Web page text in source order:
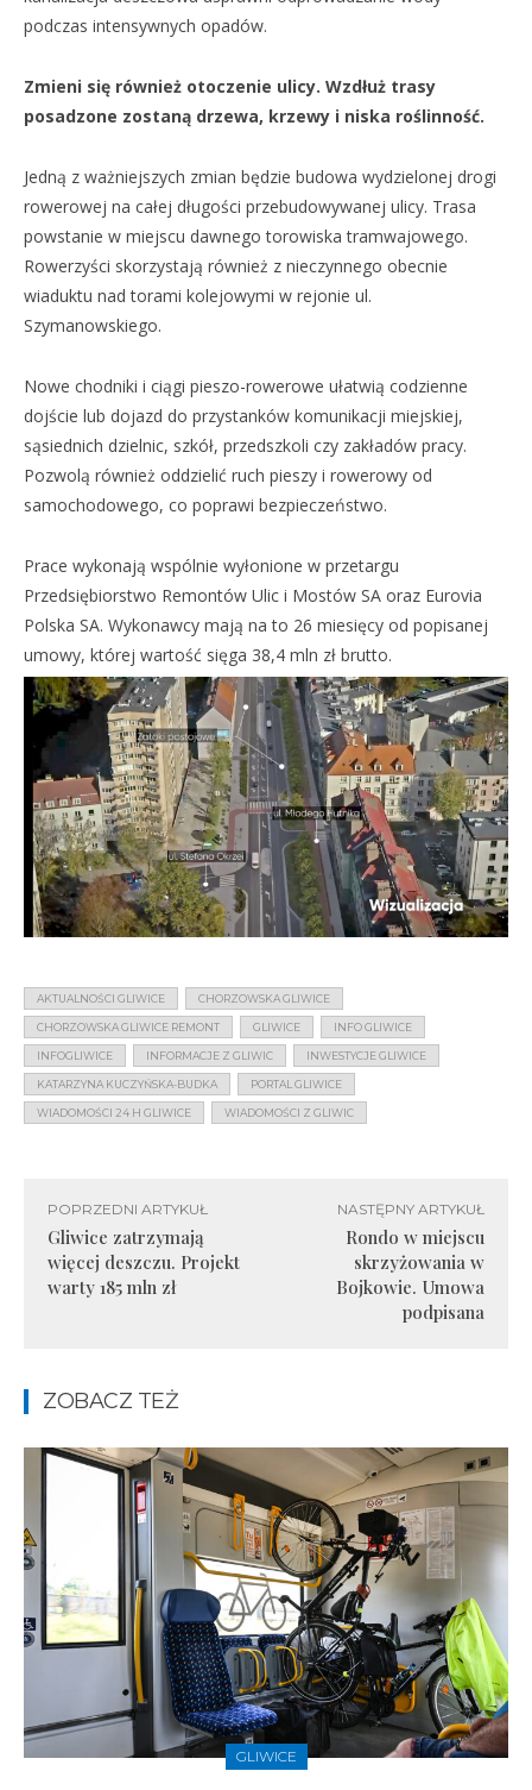
podczas intensywnych opadów.
Zmieni się również otoczenie ulicy. Wzdłuż trasy
posadzone zostaną drzewa, krzewy i niska roślinność.
Jedną z ważniejszych zmian będzie budowa wydzielonej drogi
rowerowej na całej długości przebudowywanej ulicy. Trasa
powstanie w miejscu dawnego torowiska tramwajowego.
Rowerzyści skorzystają również z nieczynnego obecnie
wiaduktu nad torami kolejowymi w rejonie ul.
Szymanowskiego.
Nowe chodniki i ciągi pieszo-rowerowe ułatwią codzienne
dojście lub dojazd do przystanków komunikacji miejskiej,
sąsiednich dzielnic, szkół, przedszkoli czy zakładów pracy.
Pozwolą również oddzielić ruch pieszy i rowerowy od
samochodowego, co poprawi bezpieczeństwo.
Prace wykonają wspólnie wyłonione w przetargu
Przedsiębiorstwo Remontów Ulic i Mostów SA oraz Eurovia
Polska SA. Wykonawcy mają na to 26 miesięcy od popisanej
umowy, której wartość sięga 38,4 mln zł brutto.
AKTUALNOŚCI GLIWICE CHORZOWSKA GLIWICE
CHORZOWSKA GLIWICE REMONT GLIWICE INFO GLIWICE
INFOGLIWICE INFORMACJE Z GLIWIC INWESTYCJE GLIWICE
KATARZYNA KUCZYŃSKA-BUDKA PORTAL GLIWICE
WIADOMOŚCI 24 H GLIWICE WIADOMOŚCI Z GLIWIC
POPRZEDNI ARTYKUŁ
Gliwice zatrzymają
więcej deszczu. Projekt
warty 185 mln zł
NASTĘPNY ARTYKUŁ
Rondo w miejscu
skrzyżowania w
Bojkowie. Umowa
podpisana
ZOBACZ TEŻ
GLIWICE